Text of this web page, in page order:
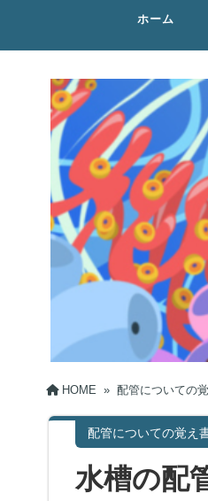
ホーム
HOME » 配管についての
配管についての覚え
水槽の配